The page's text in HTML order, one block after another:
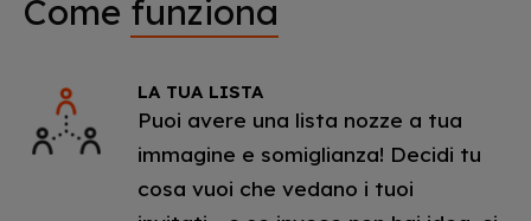
Come funziona
LA TUA LISTA
Puoi avere una lista nozze a tua
immagine e somiglianza! Decidi tu
cosa vuoi che vedano i tuoi